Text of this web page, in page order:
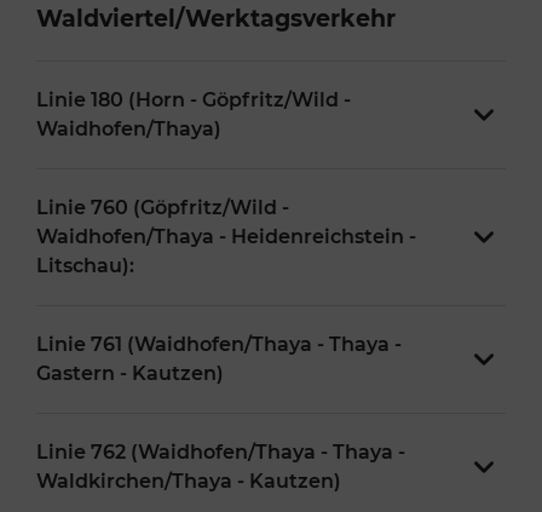
Waldviertel/Werktagsverkehr
Linie 180 (Horn - Göpfritz/Wild -
Waidhofen/Thaya)
Linie 760 (Göpfritz/Wild -
Waidhofen/Thaya - Heidenreichstein -
Litschau):
Linie 761 (Waidhofen/Thaya - Thaya -
Gastern - Kautzen)
Linie 762 (Waidhofen/Thaya - Thaya -
Waldkirchen/Thaya - Kautzen)